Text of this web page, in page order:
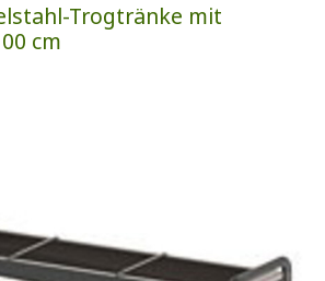
Trogtränke mit
cm